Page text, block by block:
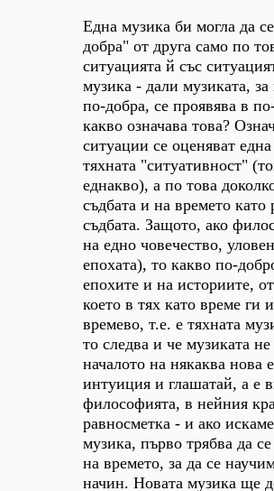
Една музика би могла да
добра" от друга само по
ситуацията й със
музика - дали музиката,
по-добра, се проявява в
какво означава това?
ситуации се оценяват
тяхната "ситуативност"
еднакво), а по това
съдбата и на времето като
съдбата. Защото, ако
на едно човечество,
епохата), то какво по-
епохите и на историите,
което в тях като време ги
времево, т.е. е тяхната
то следва и че музиката
началото на някаква нова
интуиция и глашатай, а е
философията, в нейния
равносметка - и ако
музика, първо трябва да
на времето, за да се
начин. Новата музика ще